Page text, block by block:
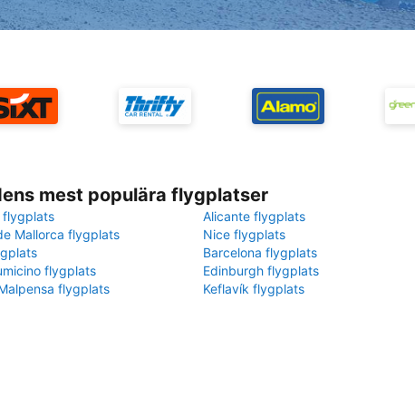
mest populära flygplatser
flygplats
Alicante flygplats
Mallorca flygplats
Nice flygplats
Barcelona flygplats
flygplats
Edinburgh flygplats
flygplats
Keflavík flygplats